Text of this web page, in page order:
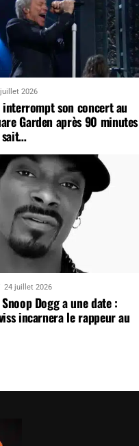
2026
interrompt son concert au
Garden après 90 minutes
sait…
24 juillet 2026
Dogg a une date :
incarnera le rappeur au